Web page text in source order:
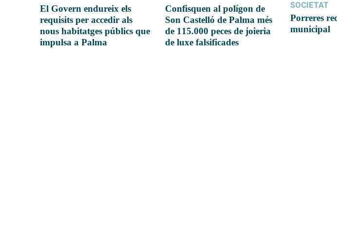
El Govern endureix els
requisits per accedir als
nous habitatges públics que
impulsa a Palma
Confisquen al polígon de
Son Castelló de Palma més
de 115.000 peces de joieria
de luxe falsificades
SOCIETAT
Porreres
municipal